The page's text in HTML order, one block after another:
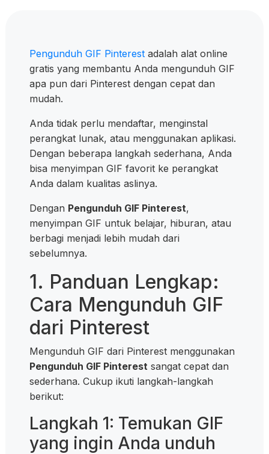
Pengunduh GIF Pinterestadalah alat online
gratis yang membantu Anda mengunduh GIF
apa pun dari Pinterest dengan cepat dan
mudah.
Anda tidak perlu mendaftar, menginstal
perangkat lunak, atau menggunakan aplikasi.
Dengan beberapa langkah sederhana, Anda
bisa menyimpan GIF favorit ke perangkat
Anda dalam kualitas aslinya.
Dengan Pengunduh GIF Pinterest,
menyimpan GIF untuk belajar, hiburan, atau
berbagi menjadi lebih mudah dari
sebelumnya.
1. Panduan Lengkap:
Cara Mengunduh GIF
dari Pinterest
Mengunduh GIF dari Pinterest menggunakan
Pengunduh GIF Pinterest sangat cepat dan
sederhana. Cukup ikuti langkah-langkah
berikut:
Langkah 1: Temukan GIF
yang ingin Anda unduh